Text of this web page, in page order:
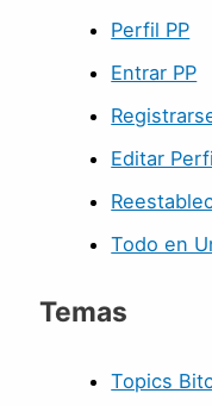
Perfil PP
Entrar PP
Editar
Todo en
Temas
Topics